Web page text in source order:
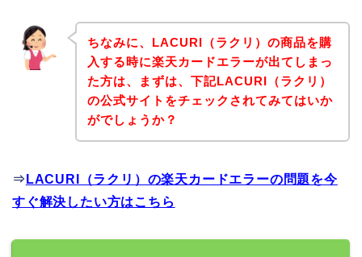
ちなみに、LACURI（ラクリ）の商品を購
入する時に楽天カードエラーが出てしまっ
た方は、まずは、下記LACURI（ラクリ）
の公式サイトをチェックされてみてはいか
がでしょうか？
⇒ LACURI（ラクリ）の楽天カードエラーの問題を今
すぐ解決したい方はこちら